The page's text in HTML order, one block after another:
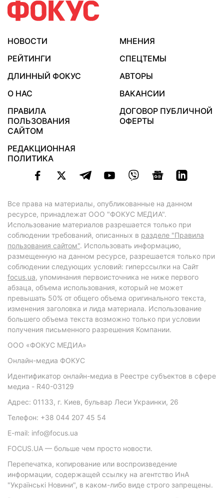
НОВОСТИ
МНЕНИЯ
РЕЙТИНГИ
СПЕЦТЕМЫ
ДЛИННЫЙ ФОКУС
АВТОРЫ
О НАС
ВАКАНСИИ
ПРАВИЛА
ПОЛЬЗОВАНИЯ
САЙТОМ
ДОГОВОР ПУБЛИЧНОЙ
ОФЕРТЫ
РЕДАКЦИОННАЯ
ПОЛИТИКА
Все права на материалы, опубликованные на данном
ресурсе, принадлежат ООО "ФОКУС МЕДИА".
Использование материалов разрешается только при
соблюдении требований, описанных в разделе "Правила
пользования сайтом". Использовать информацию,
размещенную на данном ресурсе, разрешается только при
соблюдении следующих условий: гиперссылки на Сайт
focus.ua, упоминания первоисточника не ниже первого
абзаца, объема использования, который не может
превышать 50% от общего объема оригинального текста,
изменения заголовка и лида материала. Использование
большего объема текста возможно только при условии
получения письменного разрешения Компании.
ООО «ФОКУС МЕДИА»
Онлайн-медиа ФОКУС
Идентификатор онлайн-медиа в Реестре субъектов в сфере
медиа - R40-03129
Адрес: 01133, г. Киев, бульвар Леси Украинки, 26
Телефон: +38 044 207 45 54
E-mail: info@focus.ua
FOCUS.UA — больше чем просто новости.
Перепечатка, копирование или воспроизведение
информации, содержащей ссылку на агентство ИнА
"Українські Новини", в каком-либо виде строго запрещены.